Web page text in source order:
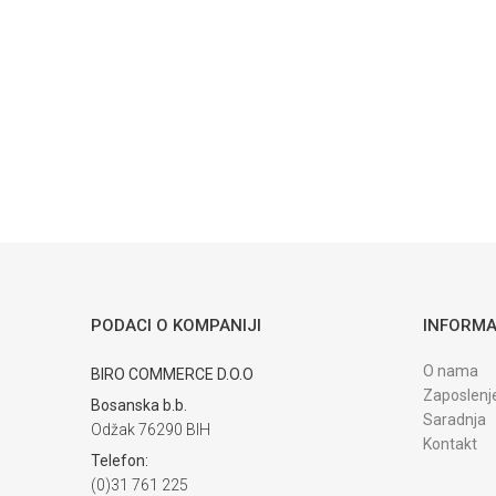
Trenutno nema komentara
PODACI O KOMPANIJI
BIRO COMMERCE D.O.O
Bosanska b.b.
Odžak 76290 BIH
Telefon:
(0)31 761 225
O nama
Saradnja
Kontakt